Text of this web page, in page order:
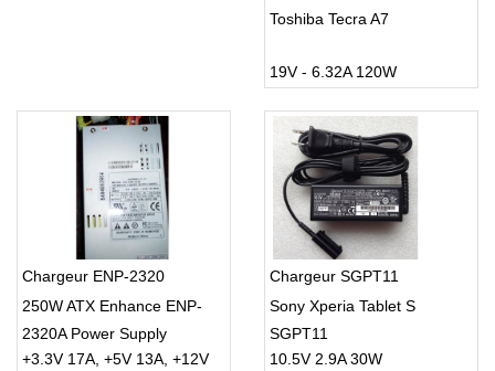
Toshiba Tecra A7
19V - 6.32A 120W
Chargeur ENP-2320
250W ATX Enhance ENP-
2320A Power Supply
+3.3V 17A, +5V 13A, +12V
Chargeur SGPT11
Sony Xperia Tablet S
SGPT11
10.5V 2.9A 30W